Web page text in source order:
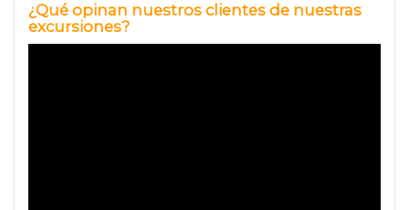
¿Qué opinan nuestros clientes de nuestras
excursiones?